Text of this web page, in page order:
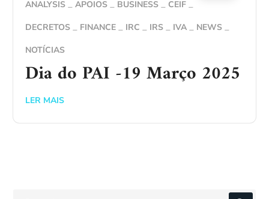
ANALYSIS APOIOS BUSINESS
CEIF
DECRETOS
FINANCE IRC IRS IVA
NEWS
NOTÍCIAS
Dia do PAI -19 Março 2025
LER MAIS